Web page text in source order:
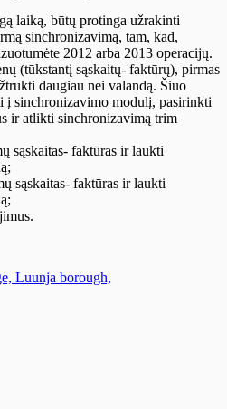
laiką, būtų protinga užrakinti
sinchronizavimą, tam, kad,
2012 arba 2013 operacijų.
(tūkstantį sąskaitų- faktūrų), pirmas
daugiau nei valandą. Šiuo
į sinchronizavimo modulį, pasirinkti
ir atlikti sinchronizavimą trim
sąskaitas- faktūras ir laukti
sąskaitas- faktūras ir laukti
Luunja borough,